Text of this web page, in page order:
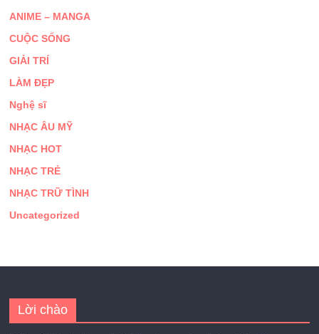
ANIME – MANGA
CUỘC SỐNG
GIẢI TRÍ
LÀM ĐẸP
Nghệ sĩ
NHẠC ÂU MỸ
NHẠC HOT
NHẠC TRẺ
NHẠC TRỮ TÌNH
Uncategorized
Lời chào